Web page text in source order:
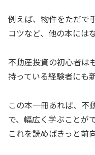
例えば、物件をただで
コツなど、他の本には
不動産投資の初心者は
持っている経験者にも
この本一冊あれば、不
で、幅広く学ぶことが
これを読めばきっと前